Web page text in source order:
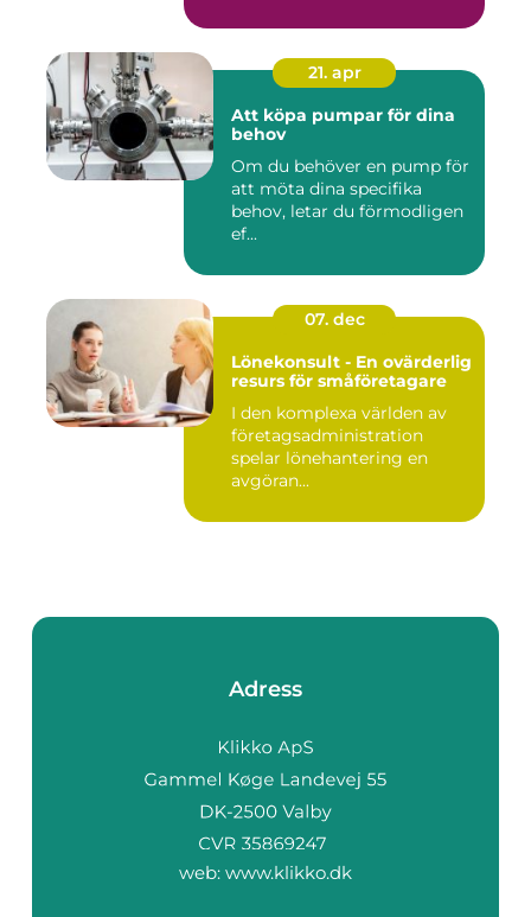
21. apr
Att köpa pumpar för dina
behov
Om du behöver en pump för
att möta dina specifika
behov, letar du förmodligen
ef...
07. dec
Lönekonsult - En ovärderlig
resurs för småföretagare
I den komplexa världen av
företagsadministration
spelar lönehantering en
avgöran...
Adress
web: www.klikko.dk